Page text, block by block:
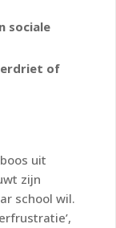
sociale
of
uit
zijn
school wil.